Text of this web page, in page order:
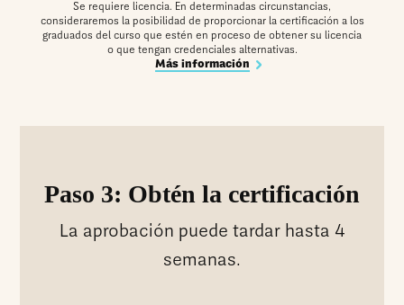
Se requiere licencia. En determinadas circunstancias,
consideraremos la posibilidad de proporcionar la certificación a los
graduados del curso que estén en proceso de obtener su licencia
o que tengan credenciales alternativas.
Más información
Paso 3: Obtén la certificación
La aprobación puede tardar hasta 4
semanas.